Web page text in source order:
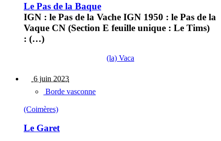
Le Pas de la Baque
IGN : le Pas de la Vache IGN 1950 : le Pas de la
Vaque CN (Section E feuille unique : Le Tims)
: (…)
(la) Vaca
6 juin 2023
Borde vasconne
(Coimères)
Le Garet